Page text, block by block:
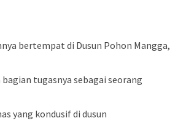
bertempat di Dusun Pohon Mangga,
tugasnya sebagai seorang
yang kondusif di dusun